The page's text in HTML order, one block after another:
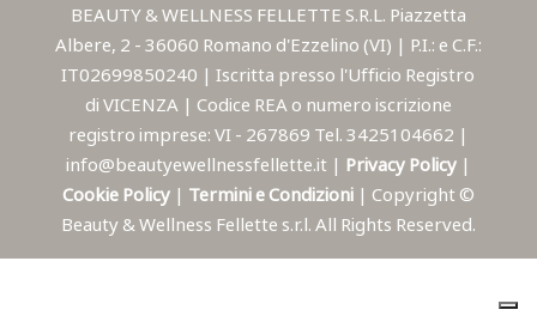
BEAUTY & WELLNESS FELLETTE S.R.L. Piazzetta
Albere, 2 - 36060 Romano d'Ezzelino (VI) | P.I.: e C.F.:
IT02699850240 | Iscritta presso l'Ufficio Registro
di VICENZA | Codice REA o numero iscrizione
registro imprese: VI - 267869 Tel. 3425104662 |
info@beautyewellnessfellette.it | Privacy Policy |
Cookie Policy | Termini e Condizioni | Copyright ©
Beauty & Wellness Fellette s.r.l. All Rights Reserved.